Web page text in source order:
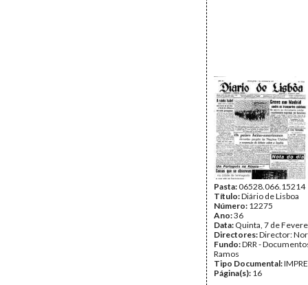
Pasta:06528.066.15214
Título:Diário de Lisboa
Número: 12275
Ano:36
Data: Quinta, 7 de
Directores:Director:
Fundo:DRR -
Ramos
Tipo Documental:
Página(s): 16